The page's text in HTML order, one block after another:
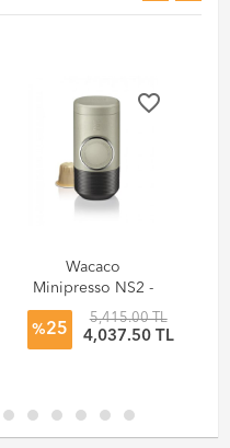
favorite_border
Wacaco
Minipresso NS2 -
Nespresso Kapsül
%25
5,415.00 TL
4,037.50 TL